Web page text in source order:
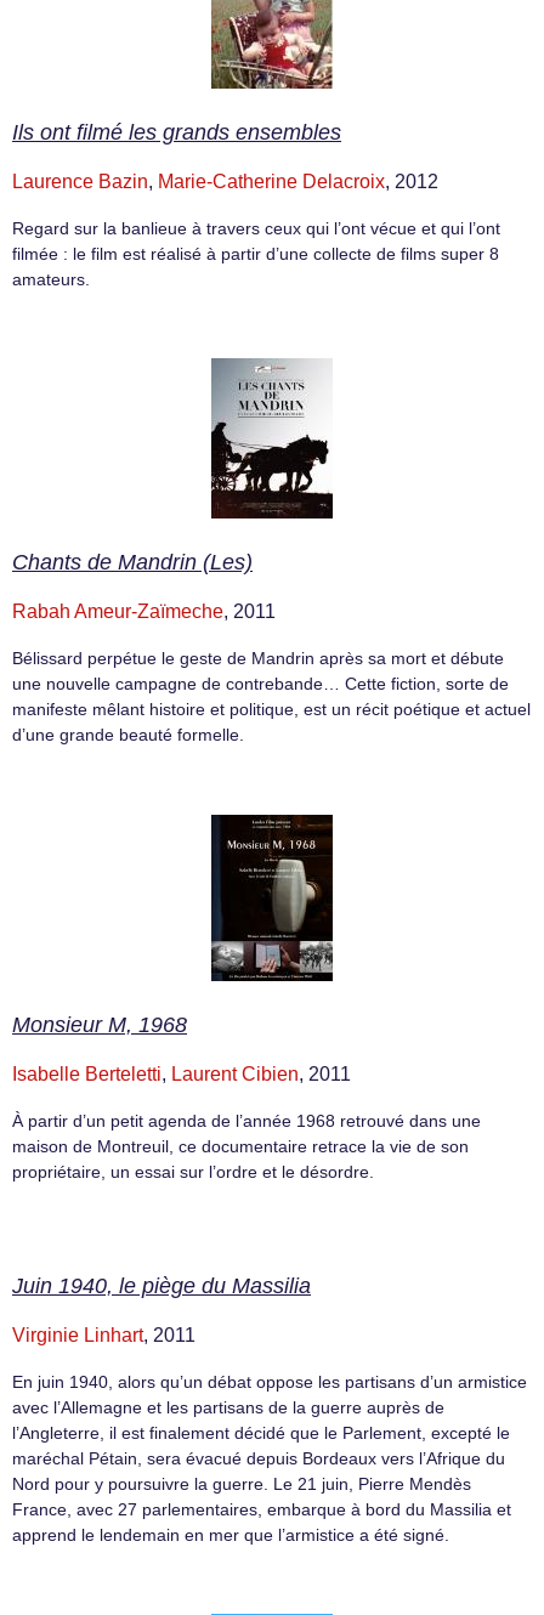
Ils ont filmé les grands ensembles
Laurence Bazin, Marie-Catherine Delacroix, 2012
Regard sur la banlieue à travers ceux qui l’ont vécue et qui l’ont
filmée : le film est réalisé à partir d’une collecte de films super 8
amateurs.
Chants de Mandrin (Les)
Rabah Ameur-Zaïmeche, 2011
Bélissard perpétue le geste de Mandrin après sa mort et débute
une nouvelle campagne de contrebande… Cette fiction, sorte de
manifeste mêlant histoire et politique, est un récit poétique et actuel
d’une grande beauté formelle.
Monsieur M, 1968
Isabelle Berteletti, Laurent Cibien, 2011
À partir d’un petit agenda de l’année 1968 retrouvé dans une
maison de Montreuil, ce documentaire retrace la vie de son
propriétaire, un essai sur l’ordre et le désordre.
Juin 1940, le piège du Massilia
Virginie Linhart, 2011
En juin 1940, alors qu’un débat oppose les partisans d’un armistice
avec l’Allemagne et les partisans de la guerre auprès de
l’Angleterre, il est finalement décidé que le Parlement, excepté le
maréchal Pétain, sera évacué depuis Bordeaux vers l’Afrique du
Nord pour y poursuivre la guerre. Le 21 juin, Pierre Mendès
France, avec 27 parlementaires, embarque à bord du Massilia et
apprend le lendemain en mer que l’armistice a été signé.